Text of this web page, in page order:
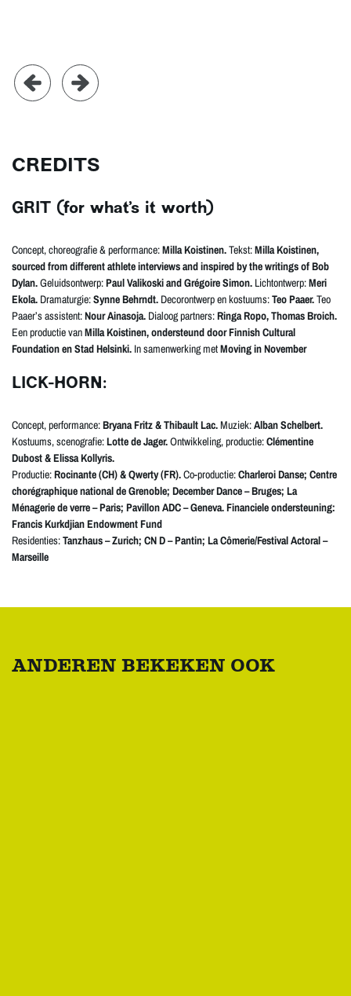
CREDITS
GRIT (for what’s it worth)
Concept, choreografie & performance:Milla Koistinen.Tekst:Milla Koistinen,
sourced from different athlete interviews and inspired by the writings of Bob
Dylan.Geluidsontwerp:Paul Valikoski and Grégoire Simon. Lichtontwerp:Meri
Ekola. Dramaturgie:Synne Behrndt. Decorontwerp en kostuums:Teo Paaer.Teo
Paaer’s assistent:Nour Ainasoja. Dialoog partners:Ringa Ropo, Thomas Broich.
Een productie vanMilla Koistinen, ondersteund door Finnish Cultural
Foundation en Stad Helsinki. In samenwerking metMoving in November
LICK-HORN:
Concept, performance:Bryana Fritz & Thibault Lac.Muziek:Alban Schelbert.
Kostuums, scenografie:Lotte de Jager.Ontwikkeling, productie:Clémentine
Dubost & Elissa Kollyris.
Productie:Rocinante (CH) & Qwerty (FR).Co-productie:Charleroi Danse; Centre
chorégraphique national de Grenoble; December Dance – Bruges; La
Ménagerie de verre – Paris; Pavillon ADC – Geneva. Financiele ondersteuning:
Francis Kurkdjian Endowment Fund
Residenties:Tanzhaus – Zurich; CN D – Pantin; La Cômerie/Festival Actoral –
Marseille
ANDEREN BEKEKEN OOK